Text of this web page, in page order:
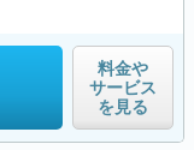
料金や
サービス
を見る